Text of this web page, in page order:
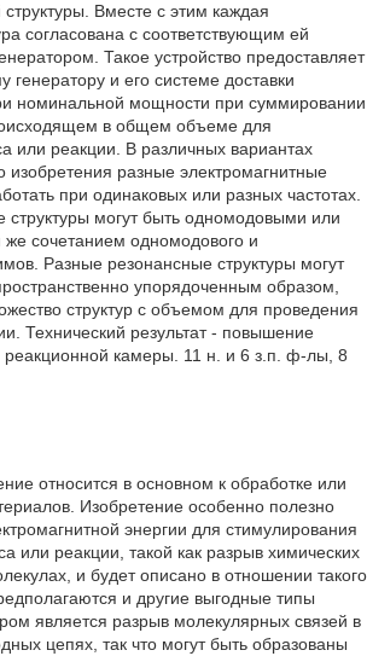
Вместе с этим каждая
согласована с соответствующим ей
Такое устройство предоставляет
генератору и его системе доставки
номинальной мощности при суммировании
в общем объеме для
или реакции. В различных вариантах
изобретения разные электромагнитные
при одинаковых или разных частотах.
структуры могут быть одномодовыми или
сочетанием одномодового и
Разные резонансные структуры могут
упорядоченным образом,
структур с объемом для проведения
Технический результат - повышение
камеры. 11 н. и 6 з.п. ф-лы, 8
относится в основном к обработке или
Изобретение особенно полезно
энергии для стимулирования
или реакции, такой как разрыв химических
и будет описано в отношении такого
и другие выгодные типы
является разрыв молекулярных связей в
цепях, так что могут быть образованы